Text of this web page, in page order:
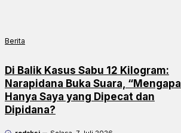
Berita
Di Balik Kasus Sabu 12 Kilogram:
Narapidana Buka Suara, “Mengapa
Hanya Saya yang Dipecat dan
Dipidana?